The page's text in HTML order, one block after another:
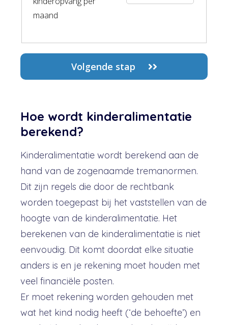
Hoe wordt kinderalimentatie
berekend?
Kinderalimentatie wordt berekend aan de
hand van de zogenaamde tremanormen.
Dit zijn regels die door de rechtbank
worden toegepast bij het vaststellen van de
hoogte van de kinderalimentatie. Het
berekenen van de kinderalimentatie is niet
eenvoudig. Dit komt doordat elke situatie
anders is en je rekening moet houden met
veel financiële posten.
Er moet rekening worden gehouden met
wat het kind nodig heeft (‘de behoefte’) en